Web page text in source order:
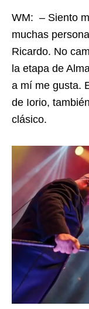
WM: – Siento
muchas
Ricardo. No
la etapa de
a mí me gusta.
de Iorio,
clásico.